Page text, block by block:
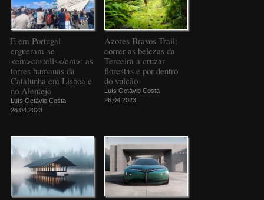
E em Portugal
ergueram-se
<em>castells</em>: as
torres humanas da
Catalunha em Lisboa e
no Alentejo
Luís Octávio Costa
26.04.2023
Azores Bravos Trail:
correr as belezas da
Terceira a cruzar
florestas e por dentro
do vulcão
Luís Octávio Costa
26.04.2023